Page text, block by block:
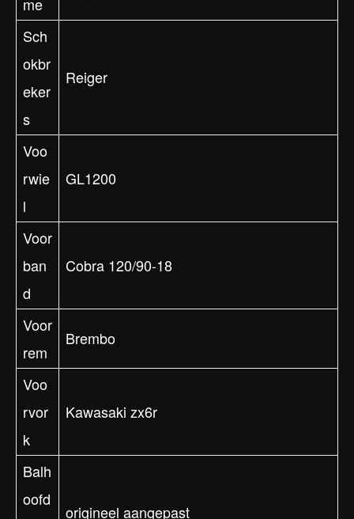
Sch
okbr
eker
s
Reiger
Voo
rwie
l
GL1200
Voor
ban
d
Cobra 120/90-18
Voor
rem
Brembo
Voo
rvor
k
Kawasaki zx6r
Balh
oofd
origineel aangepast